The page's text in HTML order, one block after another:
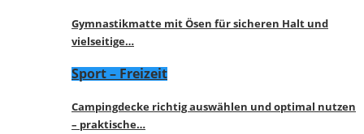
Gymnastikmatte mit Ösen für sicheren Halt und
vielseitige…
Sport – Freizeit
Campingdecke richtig auswählen und optimal nutzen
– praktische…